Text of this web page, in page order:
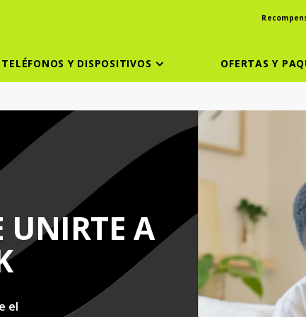
TELÉFONOS Y DISPOSITIVOS OFERTAS Y
UNIRTE A
el